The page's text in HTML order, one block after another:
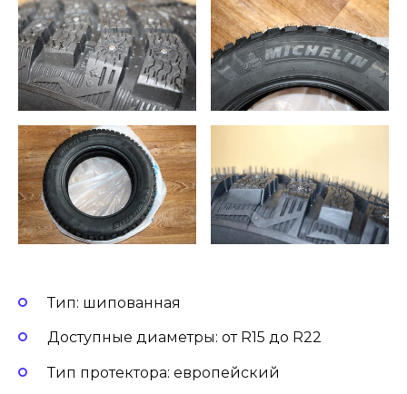
Тип: шипованная
Доступные диаметры: от R15 до R22
Тип протектора: европейский